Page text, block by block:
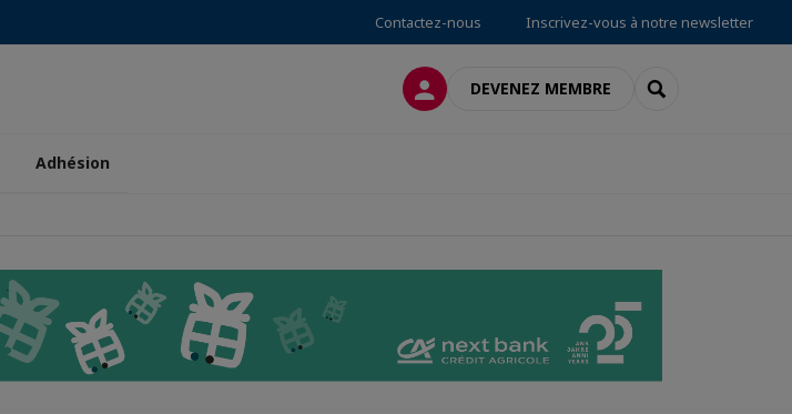
Contactez-nous Inscrivez-vous à notre newsletter
CONNEXIONDEVENEZ MEMBRE RECHERCHER
Adhésion